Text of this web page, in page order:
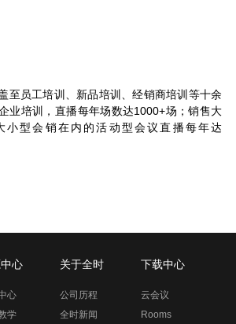
至员工培训、新品培训、经销商培训等十余
业培训，直播每年场数达1000+场；销售大
小型会销在内的活动型会议直播每年达
心
心
学
关于全时
公司历程
全时新闻
下载中心
云会议
Rooms